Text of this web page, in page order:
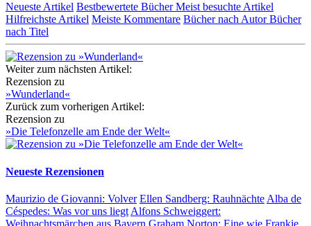
Neueste Artikel Bestbewertete BücherMeist besuchte Artikel
Hilfreichste Artikel Meiste Kommentare Bücher nach AutorBücher
nach Titel
Weiter zum nächsten Artikel:
Rezension zu
»Wunderland«
Zurück zum vorherigen Artikel:
Rezension zu
»Die Telefonzelle am Ende der Welt«
Neueste Rezensionen
Maurizio de Giovanni: Volver Ellen Sandberg: Rauhnächte Alba de
Céspedes: Was vor uns liegt Alfons Schweiggert:
Weihnachtsmärchen aus Bayern Graham Norton: Eine wie Frankie